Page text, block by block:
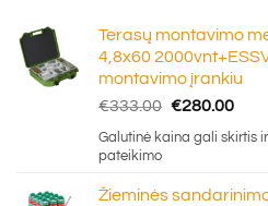
Terasų montavimo
4,8x60
montavimo įrankiu
€333.00 Original
price
was:
€280.00
Galutinė kaina gali skirtis
pateikimo
Žieminės